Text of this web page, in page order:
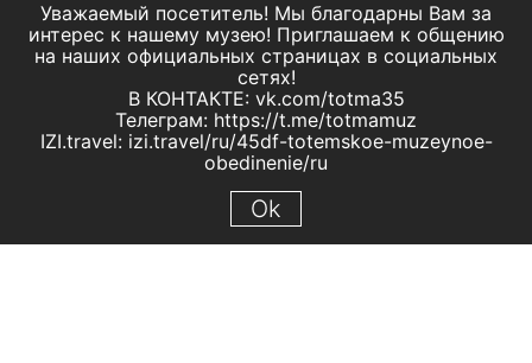
Уважаемый посетитель! Мы благодарны Вам за
интерес к нашему музею! Приглашаем к общению
на наших официальных страницах в социальных
сетях!
В КОНТАКТЕ: vk.com/totma35
Телеграм: https://t.me/totmamuz
IZI.travel: izi.travel/ru/45df-totemskoe-muzeynoe-
obedinenie/ru
Ok